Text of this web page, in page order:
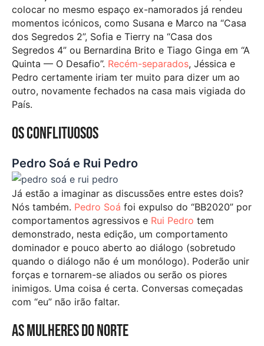
colocar no mesmo espaço ex-namorados já rendeu
momentos icónicos, como Susana e Marco na “Casa
dos Segredos 2”, Sofia e Tierry na “Casa dos
Segredos 4” ou Bernardina Brito e Tiago Ginga em “A
Quinta — O Desafio”. Recém-separados, Jéssica e
Pedro certamente iriam ter muito para dizer um ao
outro, novamente fechados na casa mais vigiada do
País.
Os conflituosos
Pedro Soá e Rui Pedro
Já estão a imaginar as discussões entre estes dois?
Nós também. Pedro Soá foi expulso do “BB2020” por
comportamentos agressivos e Rui Pedro tem
demonstrado, nesta edição, um comportamento
dominador e pouco aberto ao diálogo (sobretudo
quando o diálogo não é um monólogo). Poderão unir
forças e tornarem-se aliados ou serão os piores
inimigos. Uma coisa é certa. Conversas começadas
com “eu” não irão faltar.
As mulheres do Norte